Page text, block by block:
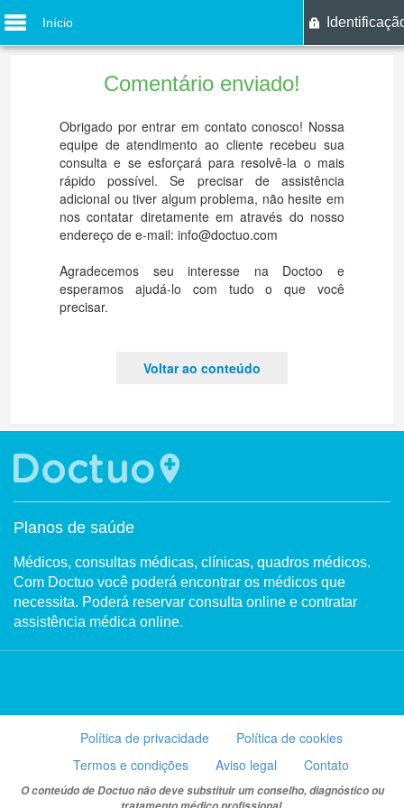
Início
Comentário enviado!
Obrigado por entrar em contato conosco! Nossa
equipe de atendimento ao cliente recebeu sua
consulta e se esforçará para resolvê-la o mais
rápido possível. Se precisar de assistência
adicional ou tiver algum problema, não hesite em
nos contatar diretamente em através do nosso
endereço de e-mail: info@doctuo.com
Agradecemos seu interesse na Doctoo e
esperamos ajudá-lo com tudo o que você
precisar.
Voltar ao conteúdo
Planos de saúde
Médicos, consultas médicas, clínicas, quadros médicos.
Com Doctuo você poderá encontrar os médicos que
necessita. Poderá reservar consulta online e contratar
assistência médica online.
Política de privacidade
Política de cookies
Termos e condições
Aviso legal Contato
O conteúdo de Doctuo não deve substituir um conselho, diagnóstico ou